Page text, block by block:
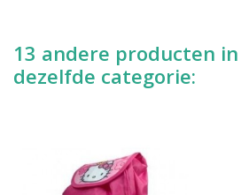
13 andere producten in
dezelfde categorie: